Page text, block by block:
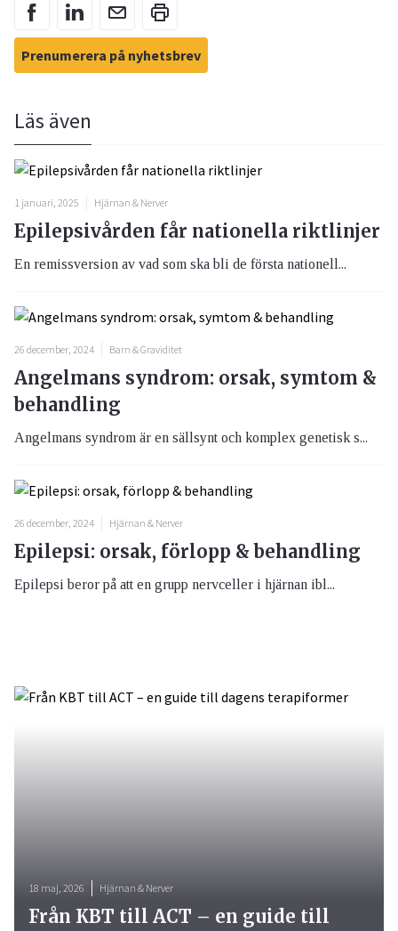
Prenumerera på nyhetsbrev
Läs även
1 januari, 2025 Hjärnan & Nerver
Epilepsivården får nationella riktlinjer
En remissversion av vad som ska bli de första nationell...
26 december, 2024 Barn & Graviditet
Angelmans syndrom: orsak, symtom &
behandling
Angelmans syndrom är en sällsynt och komplex genetisk s...
26 december, 2024 Hjärnan & Nerver
Epilepsi: orsak, förlopp & behandling
Epilepsi beror på att en grupp nervceller i hjärnan ibl...
18 maj, 2026 Hjärnan & Nerver
Från KBT till ACT – en guide till